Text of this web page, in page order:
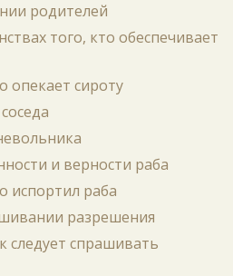
родителей
того, кто обеспечивает
опекает сироту
и верности раба
испортил раба
разрешения
следует спрашивать